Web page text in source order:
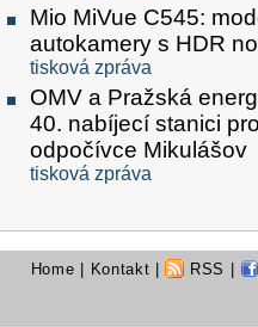
Mio MiVue C545:
autokamery s HDR
tisková zpráva
OMV a Pražská
40. nabíjecí stanici
odpočívce Mikulášov
tisková zpráva
Home Kontakt RSS